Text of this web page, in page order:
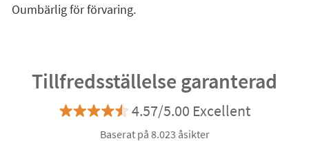
Oumbärlig för förvaring.
Tillfredsställelse garanterad
4.57/5.00 Excellent
Baserat på 8.023 åsikter